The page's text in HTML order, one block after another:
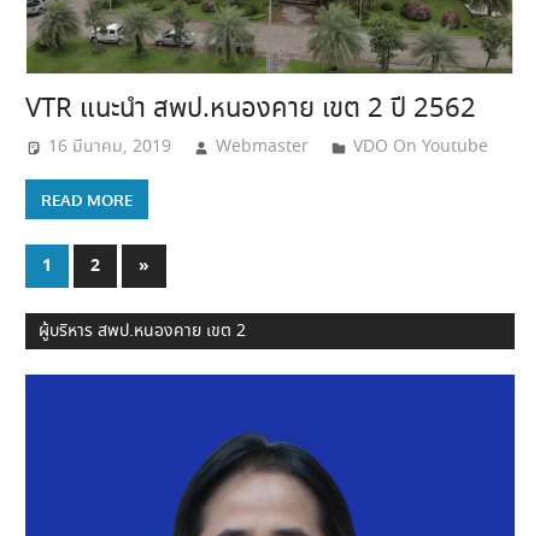
VTR แนะนำ สพป.หนองคาย เขต 2 ปี 2562
16 มีนาคม, 2019 Webmaster VDO On Youtube
READ MORE
แนะแนว
เรื่อง
1 2
Next
Posts
»
ผู้บริหาร สพป.หนองคาย เขต 2